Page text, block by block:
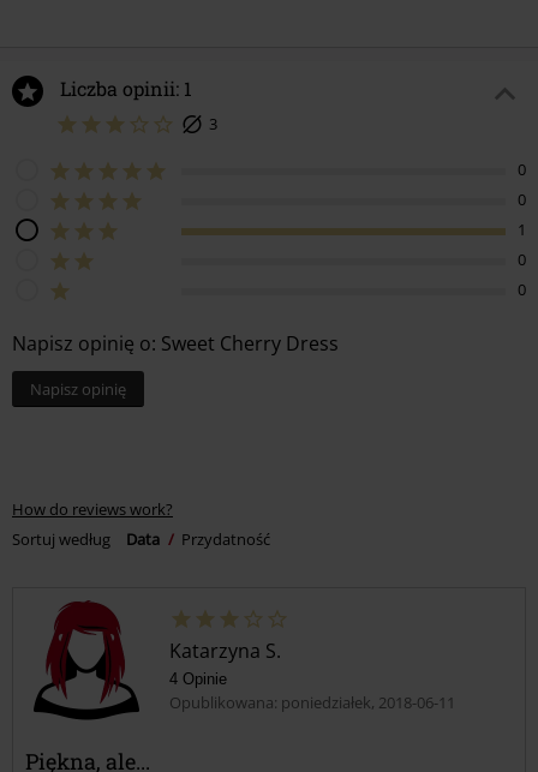
Liczba opinii: 1
3
0
0
1
0
0
Napisz opinię o: Sweet Cherry Dress
Napisz opinię
How do reviews work?
Sortuj według
Data Przydatność
Katarzyna S.
4 Opinie
Opublikowana: poniedziałek, 2018-06-11
Piękna, ale...